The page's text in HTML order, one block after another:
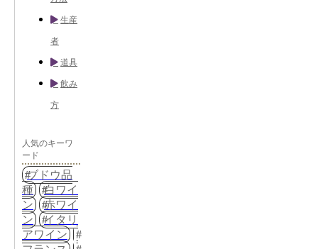
生産
者
道具
飲み
方
人気のキーワ
ード
ブドウ品
種
白ワイ
ン
赤ワイ
ン
イタリ
アワイン